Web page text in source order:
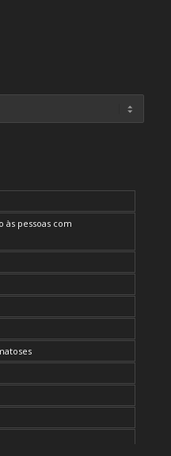
às pessoas com